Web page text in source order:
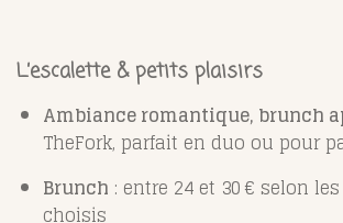
L’escalette & petits plaisirs
Ambiance romantique, brunch
TheFork, parfait en duo ou pour
Brunch : entre 24 et 30 € selon
choisis